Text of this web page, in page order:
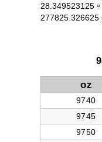
28.349523125
277825.326625